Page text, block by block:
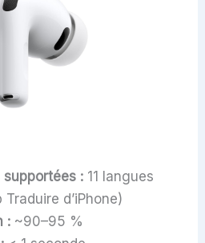
supportées :11 langues
Traduire d’iPhone)
:~90–95 %